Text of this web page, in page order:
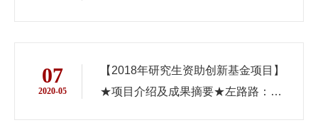
07
2020-05
【2018年研究生资助创新基金项目】
★项目介绍及成果摘要★左路路：